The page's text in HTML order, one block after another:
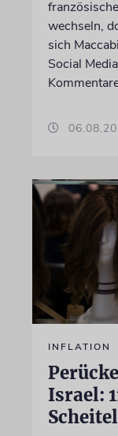
wechseln,
sich
Social
INFLATION
Israel:
Scheitel